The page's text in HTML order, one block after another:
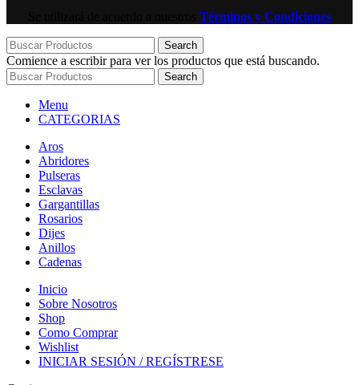
Términos y Condiciones
Search
Comience a escribir para ver los productos que está buscando.
Search
Menu
CATEGORIAS
Aros
Abridores
Pulseras
Esclavas
Gargantillas
Rosarios
Dijes
Anillos
Cadenas
Inicio
Sobre Nosotros
Shop
Como Comprar
Wishlist
INICIAR SESIÓN / REGÍSTRESE